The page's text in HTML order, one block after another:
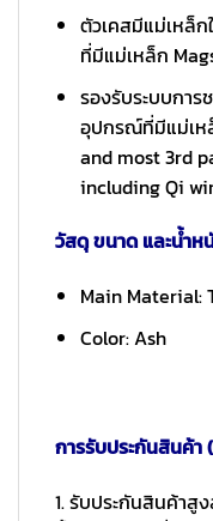
ตัวเคสมีแม่เหล็
ที่มีแม่เหล็ก
รองรับระบบกา
อุปกรณ์ที่มีแม่เห
and most 3rd
including Qi
วัสดุ ขนาด และน้ำห
Main Material:
Color: Ash
การรับประกันสินค้า
1. รับประกันสินค้าสู